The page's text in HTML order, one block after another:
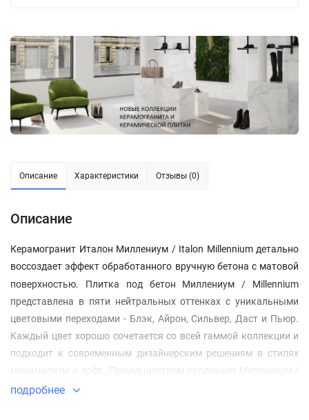
Описание Характеристики Отзывы (0)
Описание
Керамогранит Италон Миллениум / Italon Millennium детально
воссоздает эффект обработанного вручную бетона с матовой
поверхностью. Плитка под бетон Миллениум / Millennium
представлена в пяти нейтральных оттенках с уникальными
цветовыми переходами - Блэк, Айрон, Сильвер, Даст и Пьюр.
Каждый цвет хорошо сочетается со всей гаммой коллекции и
подходит к современным дизайнерским решениям в стилях
минимализм и лофт. Преимуществом коллекции Миллениум /
Millennium является широкая линейка форматов: 60х60,
подробнее